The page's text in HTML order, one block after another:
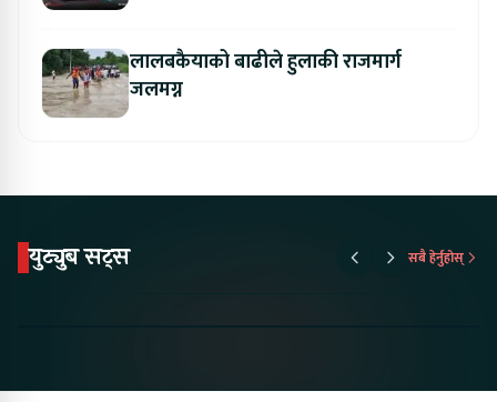
लालबकैयाको बाढीले हुलाकी राजमार्ग
जलमग्न
युट्युब सट्स सबै हेर्नुहोस्